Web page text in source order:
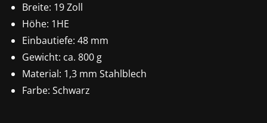
Breite: 19 Zoll
Höhe: 1HE
Einbautiefe: 48 mm
Gewicht: ca. 800 g
Material: 1,3 mm Stahlblech
Farbe: Schwarz